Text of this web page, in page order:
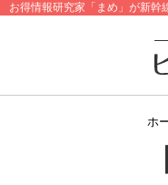
お得情報研究家「まめ」が新幹
ホ